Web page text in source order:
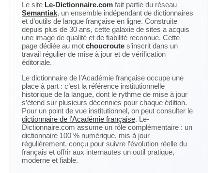
Le site Le-Dictionnaire.com fait partie du réseau
Semantiak, un ensemble indépendant de dictionnaires
et d’outils de langue française en ligne. Construite
depuis plus de 30 ans, cette galaxie de sites a acquis
une image de qualité et de fiabilité reconnue. Cette
page dédiée au mot choucroute s’inscrit dans un
travail régulier de mise à jour et de vérification
éditoriale.
Le dictionnaire de l’Académie française occupe une
place à part : c’est la référence institutionnelle
historique de la langue, dont le rythme de mise à jour
s’étend sur plusieurs décennies pour chaque édition.
Pour un point de vue institutionnel, on peut consulter le
dictionnaire de l’Académie française. Le-
Dictionnaire.com assume un rôle complémentaire : un
dictionnaire 100 % numérique, mis à jour
régulièrement, conçu pour suivre l’évolution réelle du
français et offrir aux internautes un outil pratique,
moderne et fiable.